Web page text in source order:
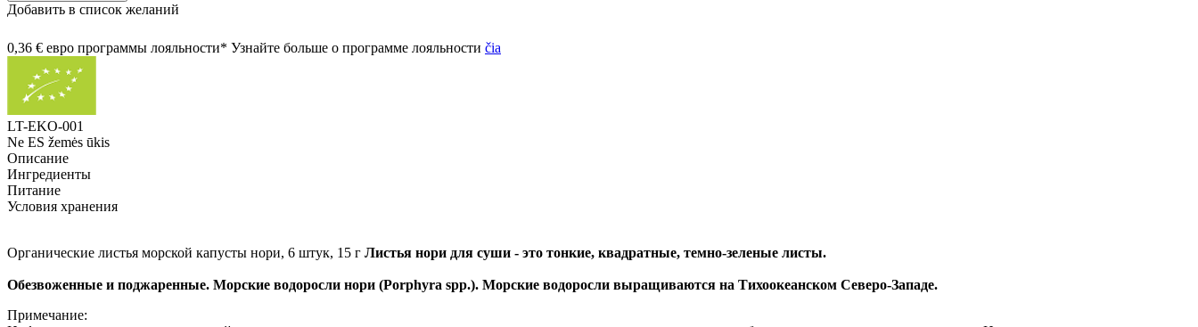
Добавить в список желаний
0,36 € евро программы лояльности* Узнайте больше о программе лояльности čia
LT-EKO-001
Ne ES žemės ūkis
Описание
Ингредиенты
Питание
Условия хранения
Органические листья морской капусты нори, 6 штук, 15 г Листья нори для суши - это тонкие, квадратные, темно-зеленые листы.
Обезвоженные и поджаренные. Морские водоросли нори (Porphyra spp.). Морские водоросли выращиваются на Тихоокеанском Северо-Западе.
Примечание: